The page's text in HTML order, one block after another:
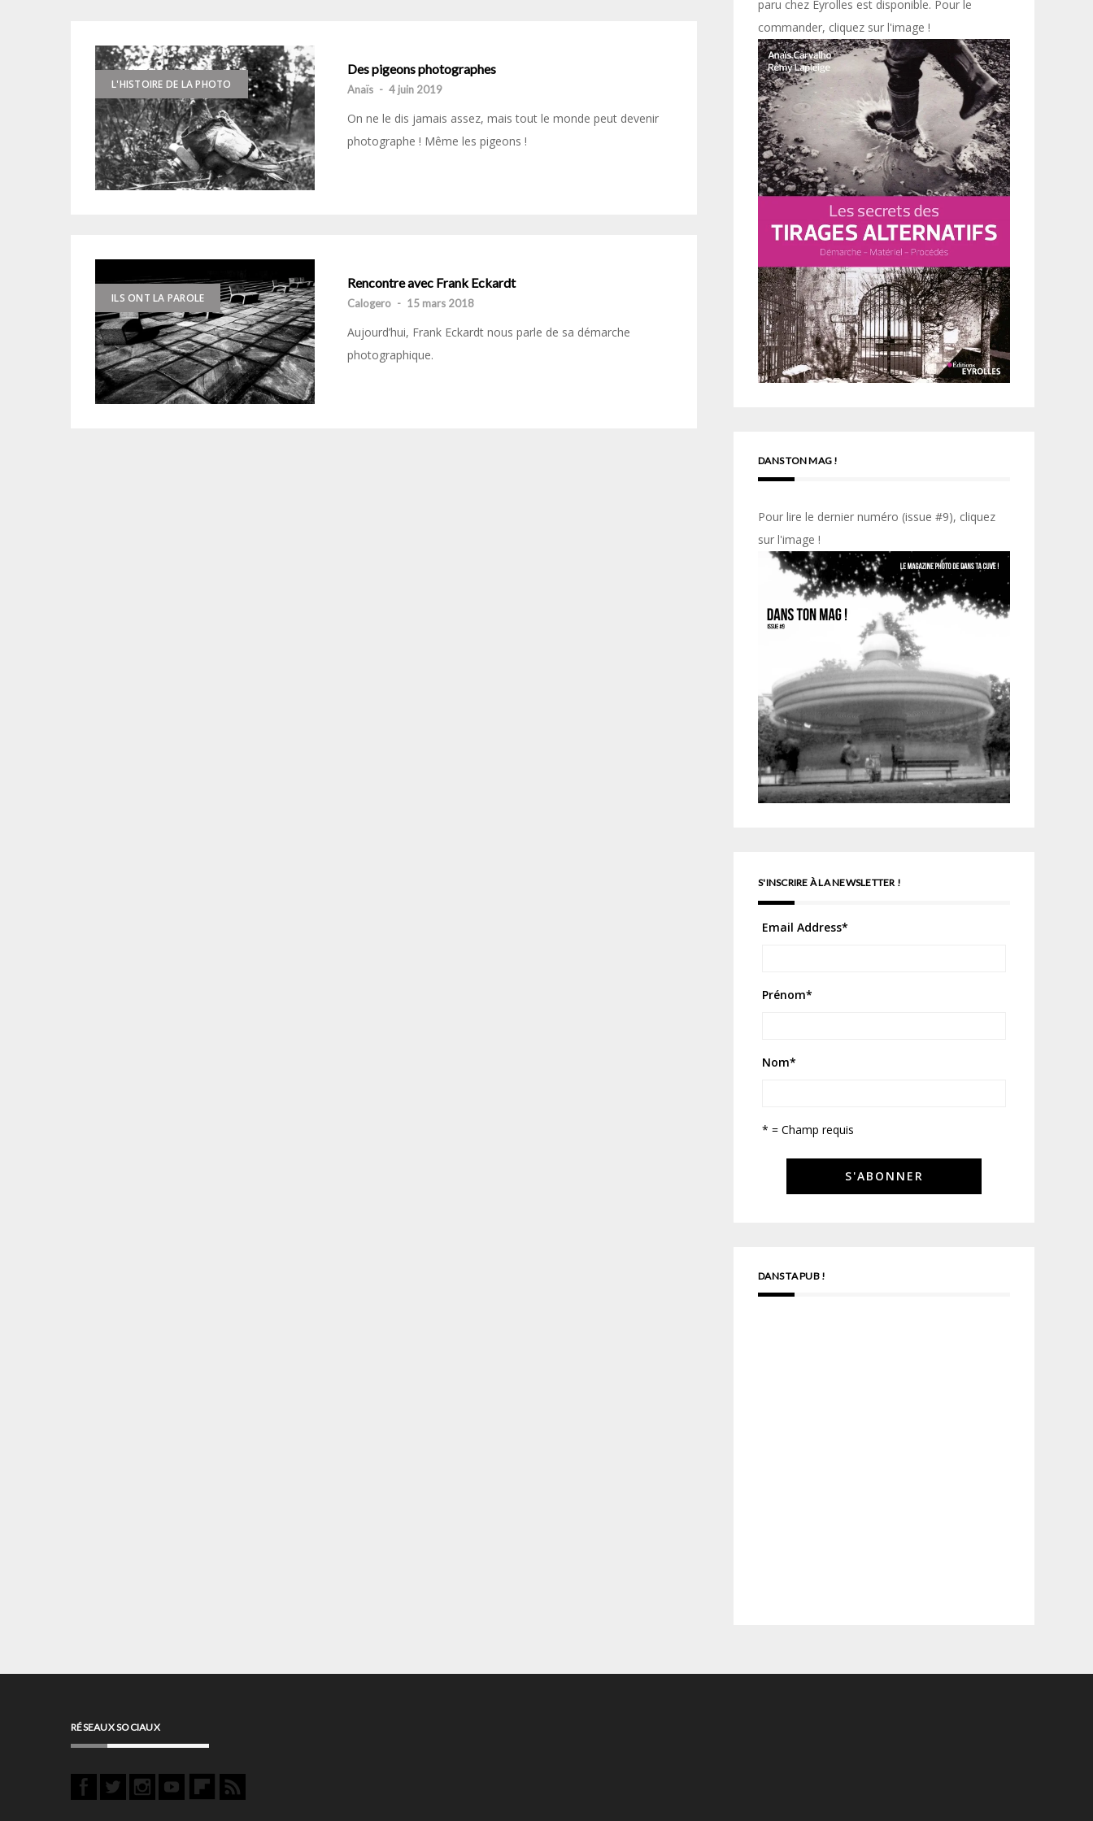
L'HISTOIRE DE LA PHOTO
Des pigeons photographes
Anaïs - 4 juin 2019
On ne le dis jamais assez, mais tout le monde peut devenir
photographe ! Même les pigeons !
ILS ONT LA PAROLE
Rencontre avec Frank Eckardt
Calogero - 15 mars 2018
Aujourd’hui, Frank Eckardt nous parle de sa démarche
photographique.
paru chez Eyrolles est disponible. Pour le
commander, cliquez sur l'image !
DANS TON MAG !
Pour lire le dernier numéro (issue #9), cliquez
sur l'image !
S'INSCRIRE À LA NEWSLETTER !
Email Address*
Prénom*
Nom*
* = Champ requis
DANS TA PUB !
RÉSEAUX SOCIAUX